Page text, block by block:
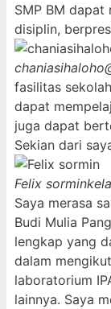
SMP BM
disiplin,
fasilitas
dapat
juga dapat
Sekian dari
Felix sormin
Saya merasa
Budi Mulia
lengkap yang
dalam
laboratorium
lainnya. Saya